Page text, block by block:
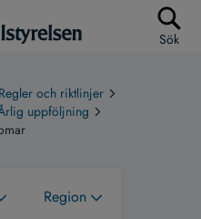
Sök
Regler och riktlinjer
uppföljning
Region